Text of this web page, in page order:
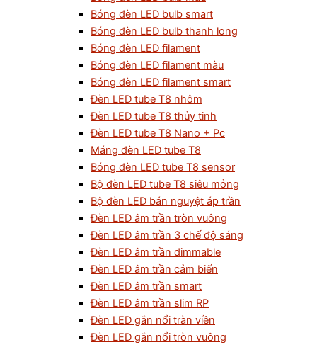
Bóng đèn LED bulb smart
Bóng đèn LED bulb thanh long
Bóng đèn LED filament
Bóng đèn LED filament màu
Bóng đèn LED filament smart
Đèn LED tube T8 nhôm
Đèn LED tube T8 thủy tinh
Đèn LED tube T8 Nano + Pc
Máng đèn LED tube T8
Bóng đèn LED tube T8 sensor
Bộ đèn LED tube T8 siêu mỏng
Bộ đèn LED bán nguyệt áp trần
Đèn LED âm trần tròn vuông
Đèn LED âm trần 3 chế độ sáng
Đèn LED âm trần dimmable
Đèn LED âm trần cảm biến
Đèn LED âm trần smart
Đèn LED âm trần slim RP
Đèn LED gắn nổi tràn viền
Đèn LED gắn nổi tròn vuông